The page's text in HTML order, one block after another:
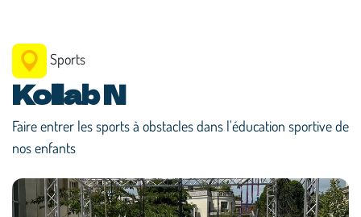
Sports
Kollab N
Faire entrer les sports à obstacles dans l'éducation sportive de
nos enfants